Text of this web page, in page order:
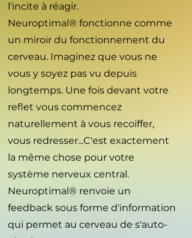
l'incite à réagir.
Neuroptimal® fonctionne comme
un miroir du fonctionnement du
cerveau. Imaginez que vous ne
vous y soyez pas vu depuis
longtemps. Une fois devant votre
reflet vous commencez
naturellement à vous recoiffer,
vous redresser...C'est exactement
la même chose pour votre
système nerveux central.
Neuroptimal® renvoie un
feedback sous forme d'information
qui permet au cerveau de s'auto-